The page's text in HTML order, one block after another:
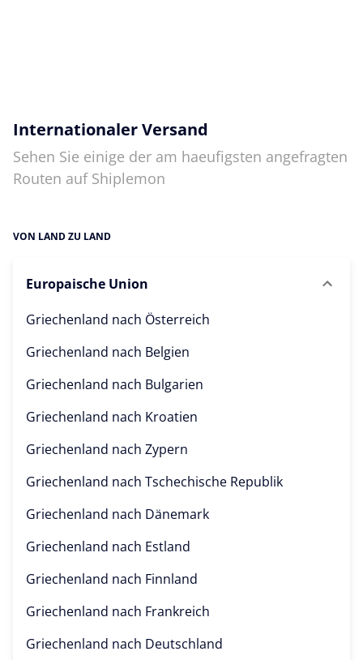
Internationaler Versand
Sehen Sie einige der am haeufigsten angefragten
Routen auf Shiplemon
VON LAND ZU LAND
Europaische Union
Griechenland nach Österreich
Griechenland nach Belgien
Griechenland nach Bulgarien
Griechenland nach Kroatien
Griechenland nach Zypern
Griechenland nach Tschechische Republik
Griechenland nach Dänemark
Griechenland nach Estland
Griechenland nach Finnland
Griechenland nach Frankreich
Griechenland nach Deutschland